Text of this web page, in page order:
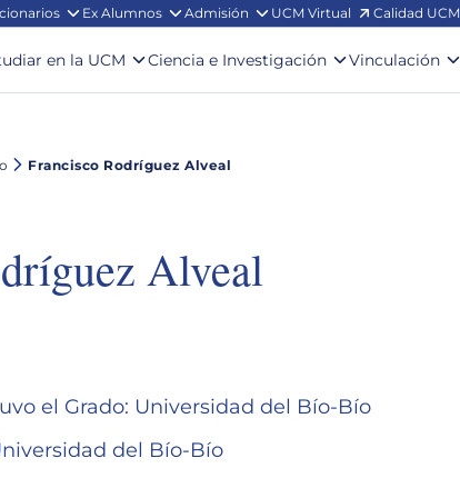
Ex Alumnos Admisión UCM Virtual Calidad UCM
en la UCM Ciencia e Investigación Vinculación
Francisco Rodríguez Alveal
Alveal
el Grado: Universidad del Bío-Bío
del Bío-Bío